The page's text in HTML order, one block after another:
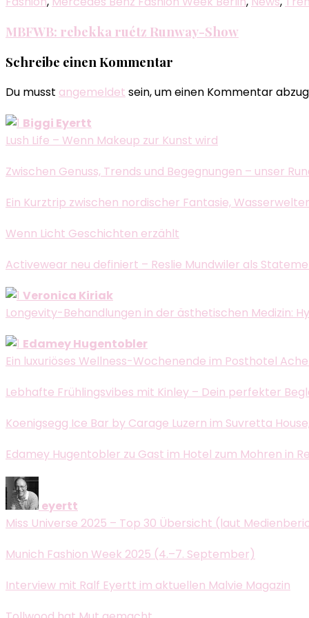
MBFWB: rebekka ruétz Runway-Show
Schreibe einen Kommentar
Du musst angemeldet sein, um einen Kommentar
Biggi Eyertt
Lush Life – Wenn Makeup zur Kunst wird
Zwischen Genuss, Trends und Begegnungen – unser
Ein Kurztrip zwischen nordischer Fantasie,
Wenn Licht Geschichten erzählt
Activewear neu definiert – Reslie Mundwiler als
Veronica Kiriak
Longevity-Behandlungen in der ästhetischen Medizin:
Edamey Hugentobler
Ein luxuriöses Wellness-Wochenende im Posthotel
Lebhafte Frühlingsvibes mit Kinley – Dein perfekter
Koenigsegg Ice Bar by Carage Luzern im Suvretta
Edamey Hugentobler zu Gast im Hotel zum Mohren in
eyertt
Miss Universe 2025 – Top 30 Übersicht (laut
Munich Fashion Week 2025 (4.–7. September)
Interview mit Ralf Eyertt im aktuellen Malvie Magazin